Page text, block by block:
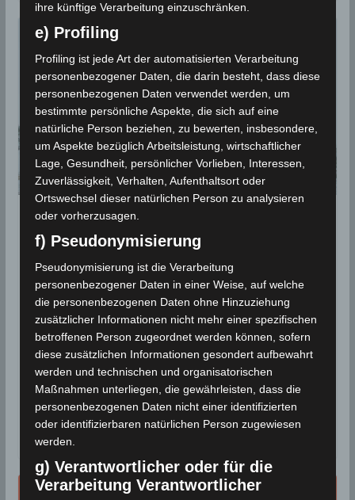
STATISTIK 2020
Niederschlagsmengen
Tunesien: Fr, 25 Dez – Sa, 26
Dez 2020
26. Dezember 2020 Wettermann
2614 Views
Kasserine Niederschlagsmengen
Niederschlagsstatistik
Schnee Statistik
Einwohner der Stadt Kasserine wachten an diesem
Samstag, den 26 Dez 2020 im Schnee auf. Nach
Angaben des Nationalen Instituts
ihre künftige Verarbeitung einzuschränken.
e) Profiling
Profiling ist jede Art der automatisierten Verarbeitung
personenbezogener Daten, die darin besteht, dass diese
personenbezogenen Daten verwendet werden, um
bestimmte persönliche Aspekte, die sich auf eine
natürliche Person beziehen, zu bewerten, insbesondere,
um Aspekte bezüglich Arbeitsleistung, wirtschaftlicher
Lage, Gesundheit, persönlicher Vorlieben, Interessen,
Zuverlässigkeit, Verhalten, Aufenthaltsort oder
Ortswechsel dieser natürlichen Person zu analysieren
oder vorherzusagen.
f) Pseudonymisierung
Pseudonymisierung ist die Verarbeitung
personenbezogener Daten in einer Weise, auf welche
die personenbezogenen Daten ohne Hinzuziehung
zusätzlicher Informationen nicht mehr einer spezifischen
betroffenen Person zugeordnet werden können, sofern
diese zusätzlichen Informationen gesondert aufbewahrt
werden und technischen und organisatorischen
Maßnahmen unterliegen, die gewährleisten, dass die
personenbezogenen Daten nicht einer identifizierten
oder identifizierbaren natürlichen Person zugewiesen
werden.
g) Verantwortlicher oder für die
Verarbeitung Verantwortlicher